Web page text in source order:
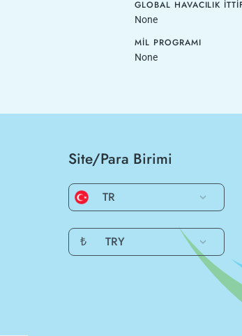
GLOBAL HAVACILIK
None
MIL PROGRAMI
None
Site/Para Birimi
TR
₺ TRY